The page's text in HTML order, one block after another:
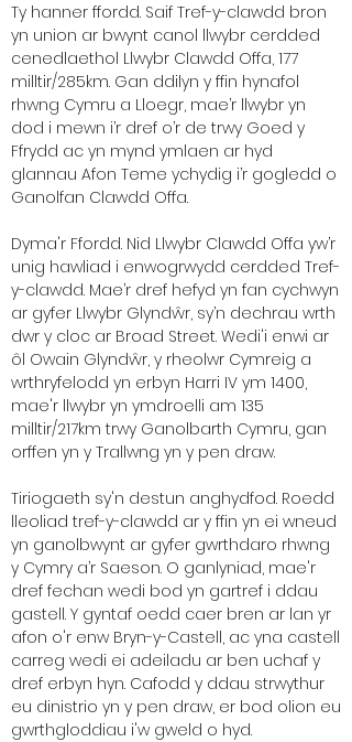
Ty hanner ffordd. Saif Tref-y-clawdd bron
yn union ar bwynt canol llwybr cerdded
cenedlaethol Llwybr Clawdd Offa, 177
milltir/285km. Gan ddilyn y ffin hynafol
rhwng Cymru a Lloegr, mae’r llwybr yn
dod i mewn i’r dref o’r de trwy Goed y
Ffrydd ac yn mynd ymlaen ar hyd
glannau Afon Teme ychydig i’r gogledd o
Ganolfan Clawdd Offa.
Dyma'r Ffordd. Nid Llwybr Clawdd Offa yw’r
unig hawliad i enwogrwydd cerdded Tref-
y-clawdd. Mae’r dref hefyd yn fan cychwyn
ar gyfer Llwybr Glyndŵr, sy’n dechrau wrth
dwr y cloc ar Broad Street. Wedi'i enwi ar
ôl Owain Glyndŵr, y rheolwr Cymreig a
wrthryfelodd yn erbyn Harri IV ym 1400,
mae'r llwybr yn ymdroelli am 135
milltir/217km trwy Ganolbarth Cymru, gan
orffen yn y Trallwng yn y pen draw.
Tiriogaeth sy'n destun anghydfod. Roedd
lleoliad tref-y-clawdd ar y ffin yn ei wneud
yn ganolbwynt ar gyfer gwrthdaro rhwng
y Cymry a’r Saeson. O ganlyniad, mae'r
dref fechan wedi bod yn gartref i ddau
gastell. Y gyntaf oedd caer bren ar lan yr
afon o'r enw Bryn-y-Castell, ac yna castell
carreg wedi ei adeiladu ar ben uchaf y
dref erbyn hyn. Cafodd y ddau strwythur
eu dinistrio yn y pen draw, er bod olion eu
gwrthgloddiau i'w gweld o hyd.